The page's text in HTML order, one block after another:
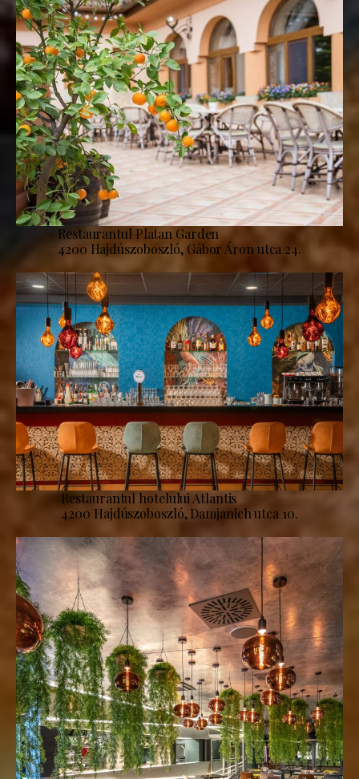
Restaurantul Platan Garden
4200 Hajdúszoboszló, Gábor Áron utca 24.
Restaurantul hotelului Atlantis
4200 Hajdúszoboszló, Damjanich utca 10.